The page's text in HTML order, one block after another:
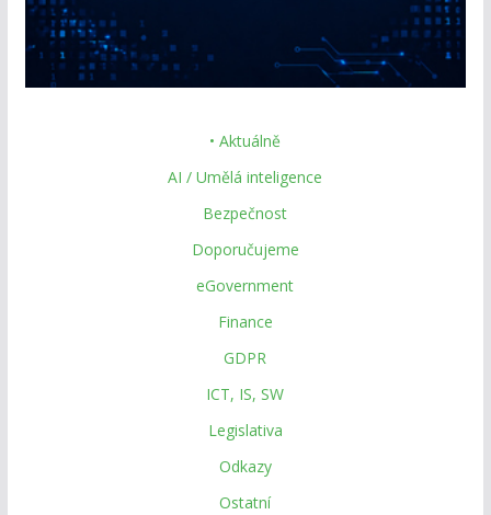
• Aktuálně
AI / Umělá inteligence
Bezpečnost
Doporučujeme
eGovernment
Finance
GDPR
ICT, IS, SW
Legislativa
Odkazy
Ostatní